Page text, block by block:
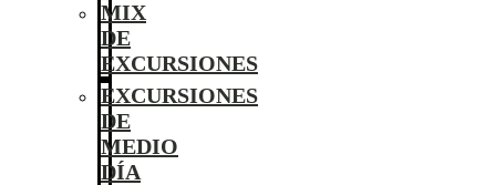
MIX
DE
EXCURSIONES
EXCURSIONES
DE
MEDIO
DÍA